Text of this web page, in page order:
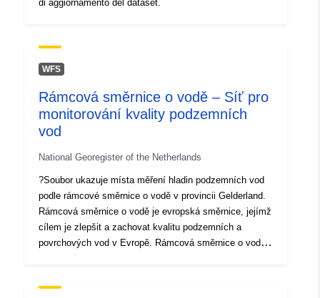
di aggiornamento del dataset.
WFS
Rámcová směrnice o vodě – Síť pro
monitorování kvality podzemních
vod
National Georegister of the Netherlands
?Soubor ukazuje místa měření hladin podzemních vod
podle rámcové směrnice o vodě v provincii Gelderland.
Rámcová směrnice o vodě je evropská směrnice, jejímž
cílem je zlepšit a zachovat kvalitu podzemních a
povrchových vod v Evropě. Rámcová směrnice o vodě